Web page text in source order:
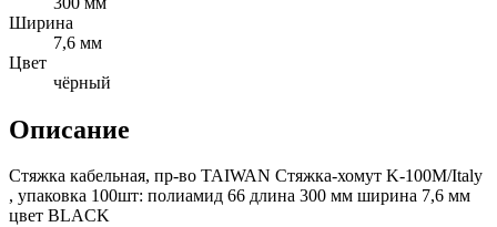
Ширина
7,6 мм
Цвет
чёрный
Описание
Стяжка кабельная, пр-во TAIWAN Стяжка-хомут K-100M/Italy
, упаковка 100шт: полиамид 66 длина 300 мм ширина 7,6 мм
цвет BLACK